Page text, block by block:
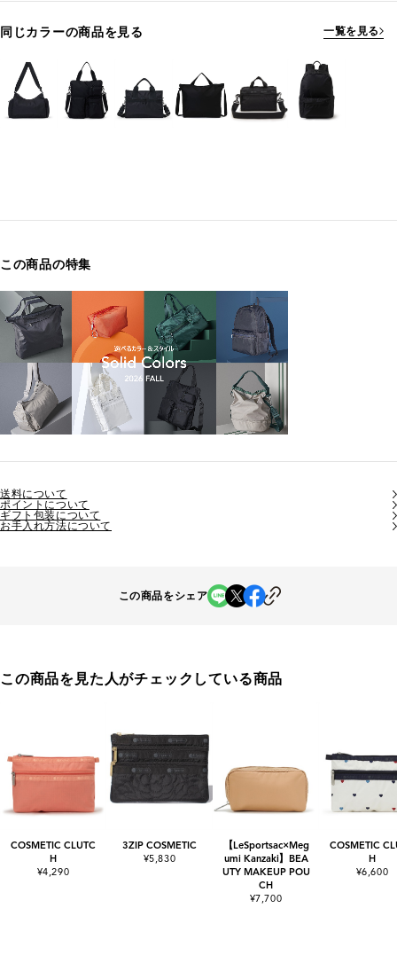
同じカラーの商品を見る 一覧を見る
この商品の特集
送料について
ポイントについて
ギフト包装について
お手入れ方法について
この商品をシェア
この商品を見た人がチェックしている商品
COSMETIC CLUTC
H
¥4,290
3ZIP COSMETIC
¥5,830
【LeSportsac×Meg
umi Kanzaki】BEA
UTY MAKEUP POU
CH
¥7,700
COSMETIC
H
¥6,600